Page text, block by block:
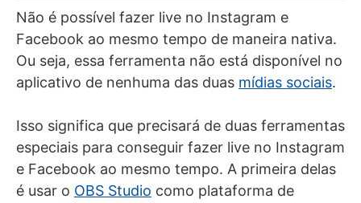
Não é possível fazer live no Instagram e
Facebook ao mesmo tempo de maneira nativa.
Ou seja, essa ferramenta não está disponível no
aplicativo de nenhuma das duas mídias sociais.
Isso significa que precisará de duas ferramentas
especiais para conseguir fazer live no Instagram
e Facebook ao mesmo tempo. A primeira delas
é usar o OBS Studio como plataforma de